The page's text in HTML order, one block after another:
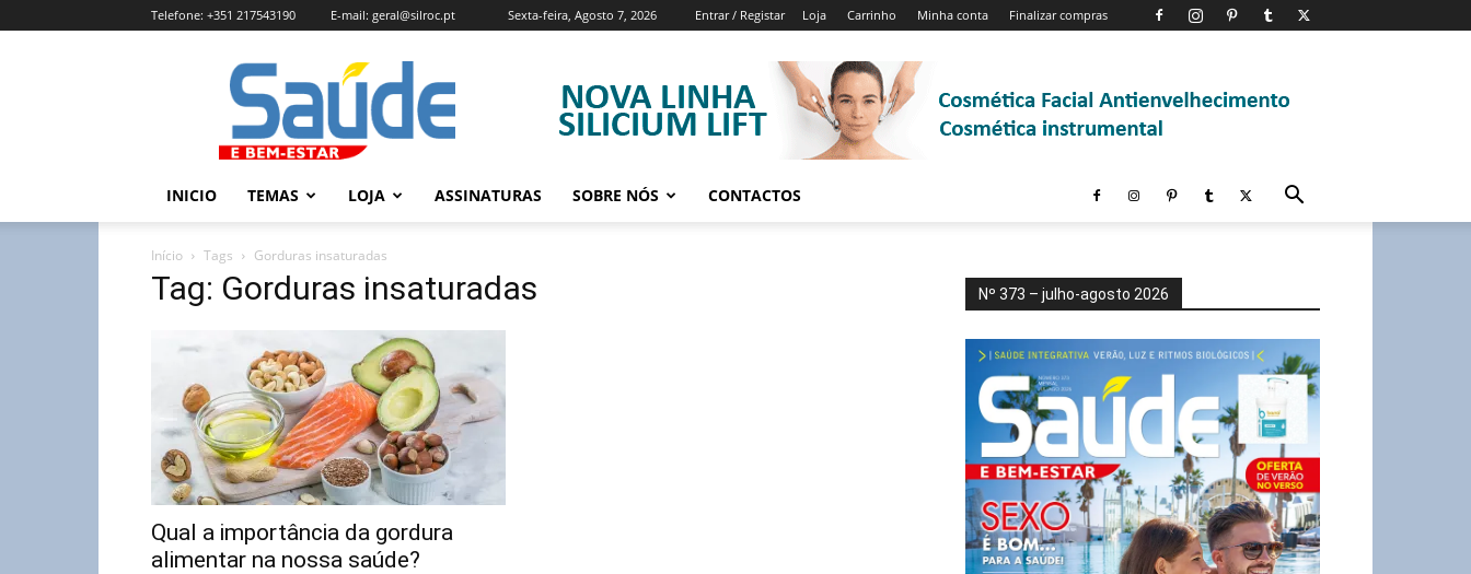
Sexta-feira, Agosto 7, 2026 Entrar / Registar Loja Carrinho Minha conta Finalizar compras
Telefone: +351 217543190 E-mail: geral@silroc.pt
Revista
Saúde
e
Bem
Estar
Edição
INICIO TEMAS LOJA ASSINATURAS SOBRE NÓS CONTACTOS
Início Tags Gorduras insaturadas
Tag: Gorduras insaturadas
Qual a importância da gordura
alimentar na nossa saúde?
Nº 373 – julho-agosto 2026